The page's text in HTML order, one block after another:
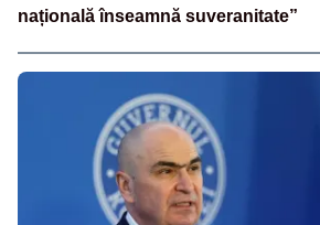
națională înseamnă suveranitate”